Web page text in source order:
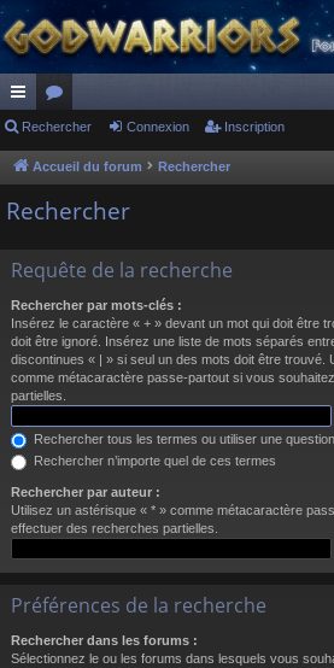
ac
co
ur
s
or
u
m
Rechercher Connexion Inscription
Accueil du forum Rechercher
Rechercher
Requête de la recherche
Rechercher par mots-clés :
Insérez le caractère « + » devant un mot qui doit être
doit être ignoré. Insérez une liste de mots séparés
discontinues « | » si seul un des mots doit être trouvé.
comme métacaractère passe-partout si vous
partielles.
Rechercher tous les termes ou utiliser une
Rechercher n’importe quel de ces termes
Rechercher par auteur :
Utilisez un astérisque « * » comme métacaractère
effectuer des recherches partielles.
Préférences de la recherche
Rechercher dans les forums :
Sélectionnez le ou les forums dans lesquels vous